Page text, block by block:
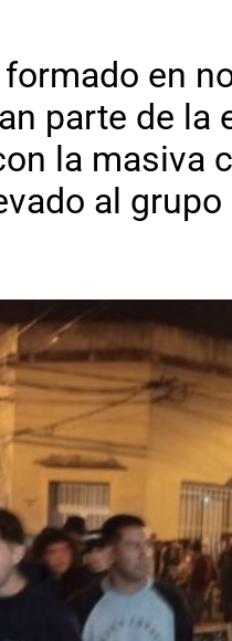
formado en
parte de la
la masiva
al